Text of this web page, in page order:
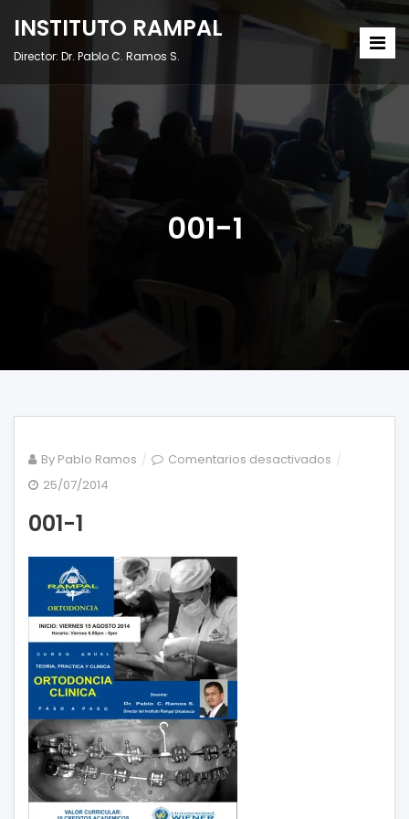
INSTITUTO RAMPAL
Director: Dr. Pablo C. Ramos S.
001-1
By Pablo Ramos Comentarios desactivados en
25/07/2014
001-1